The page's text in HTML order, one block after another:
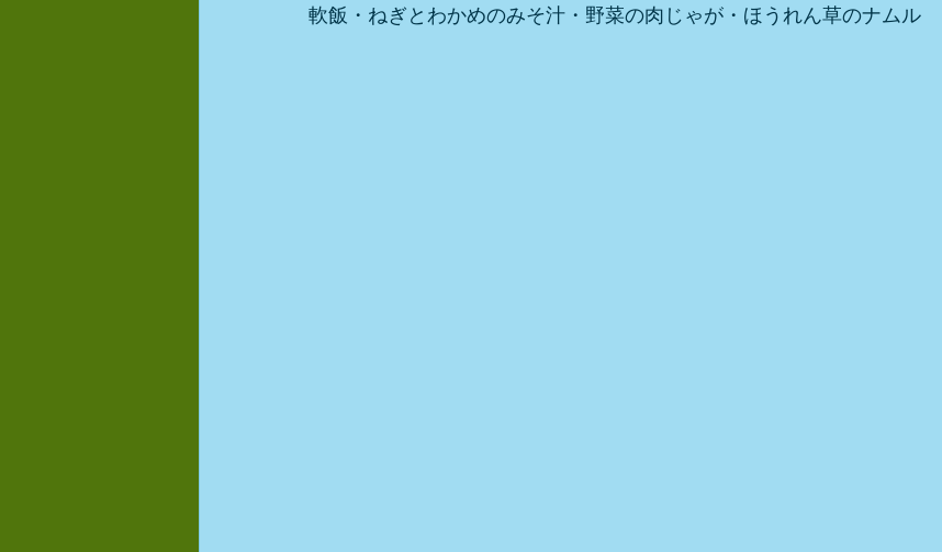
軟飯・ねぎとわかめのみそ汁・野菜の肉じゃが・ほうれん草のナムル